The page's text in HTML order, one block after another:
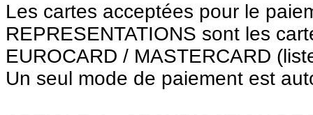
Les cartes acceptées pour le
REPRESENTATIONS sont les
EUROCARD / MASTERCARD
Un seul mode de paiement est